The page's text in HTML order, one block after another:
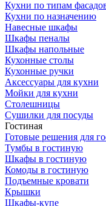
Кухни по типам
Кухни по назначению
Навесные шкафы
Шкафы пеналы
Шкафы напольные
Кухонные столы
Кухонные ручки
Аксессуары для кухни
Мойки для кухни
Столешницы
Сушилки для посуды
Гостиная
Готовые решения для
Тумбы в гостиную
Шкафы в гостиную
Комоды в гостиную
Подъемные кровати
Крышки
Шкафы-купе